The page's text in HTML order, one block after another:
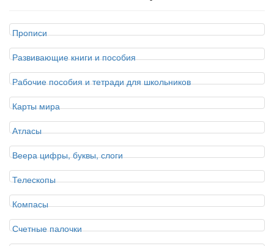
Прописи
Развивающие книги и пособия
Рабочие пособия и тетради для школьников
Карты мира
Атласы
Веера цифры, буквы, слоги
Телескопы
Компасы
Счетные палочки